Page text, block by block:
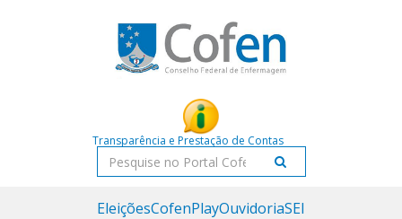
Transparência e Prestação de Contas
Pesquisar
EleiçõesCofenPlayOuvidoriaSEI